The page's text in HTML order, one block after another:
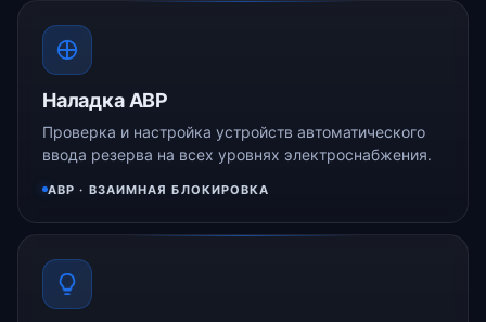
Наладка АВР
Проверка и настройка устройств автоматического
ввода резерва на всех уровнях электроснабжения.
АВР · ВЗАИМНАЯ БЛОКИРОВКА